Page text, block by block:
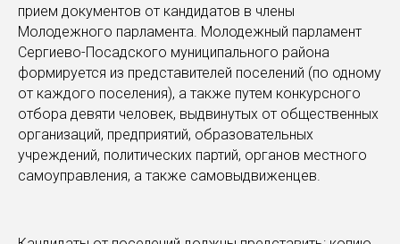
прием документов от кандидатов в члены
Молодежного парламента. Молодежный парламент
Сергиево-Посадского муниципального района
формируется из представителей поселений (по одному
от каждого поселения), а также путем конкурсного
отбора девяти человек, выдвинутых от общественных
организаций, предприятий, образовательных
учреждений, политических партий, органов местного
самоуправления, а также самовыдвиженцев.